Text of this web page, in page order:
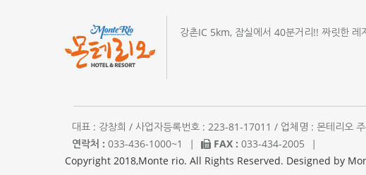
강촌IC 5km, 잠실에서 40분거리!! 짜릿한 레
대표 : 강창희 / 사업자등록번호 : 223-81-17011 / 업체명 : 몬테리오
연락처 : 033-436-1000~1 | FAX : 033-434-2005
|
Copyright 2018,Monte rio. All Rights Reserved. Designed by